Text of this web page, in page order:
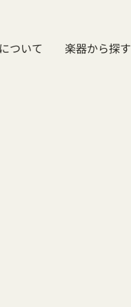
ついて
楽器から探す